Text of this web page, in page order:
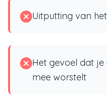
Uitputting van
Het gevoel dat je
mee worstelt